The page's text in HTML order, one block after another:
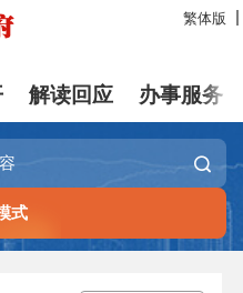
繁体版
解读回应 办事服务
式